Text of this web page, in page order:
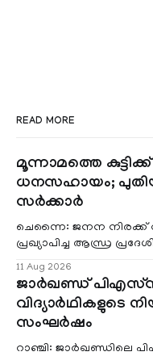
READ MORE
മൂന്നാമത്തെ
ധനസഹായം;
സർക്കാർ
ചെന്നൈ: ജനന നിരക്ക്
പ്രഖ്യാപിച്ച ആന്ധ്ര
11 Aug 2026
ജാർഖണ്ഡ്
വിദ്യാർഥികളുടെ
സംഘർഷം
റാഞ്ചി: ജാർഖണ്ഡിലെ